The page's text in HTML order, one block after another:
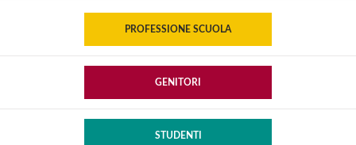
PROFESSIONE SCUOLA
GENITORI
STUDENTI